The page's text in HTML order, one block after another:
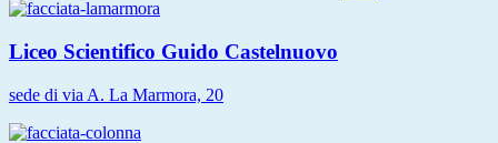
Liceo Scientifico Guido Castelnuovo
sede di via A. La Marmora, 20